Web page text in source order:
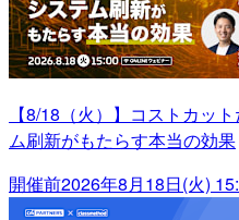
【8/18（火）】コストカッ
ム刷新がもたらす本当の効果
開催前2026年8月18日(火)